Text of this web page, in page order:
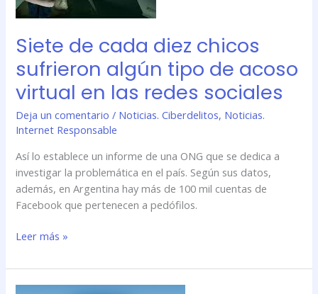
Siete de cada diez chicos
sufrieron algún tipo de acoso
virtual en las redes sociales
Deja un comentario / Noticias. Ciberdelitos, Noticias.
Internet Responsable
Así lo establece un informe de una ONG que se dedica a
investigar la problemática en el país. Según sus datos,
además, en Argentina hay más de 100 mil cuentas de
Facebook que pertenecen a pedófilos.
virtual
las
redes
sociales
Leer más »